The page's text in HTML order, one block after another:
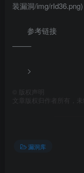
装漏洞/img/rId36.png)
参考链接
——–
>
版权声明
文章版权归作者所有，
漏洞库